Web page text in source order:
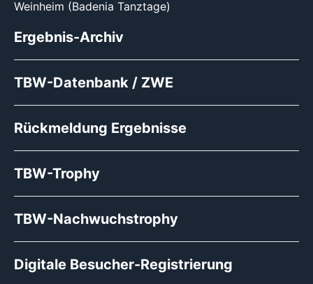
Weinheim (Badenia Tanztage)
Ergebnis-Archiv
TBW-Datenbank / ZWE
Rückmeldung Ergebnisse
TBW-Trophy
TBW-Nachwuchstrophy
Digitale Besucher-Registrierung